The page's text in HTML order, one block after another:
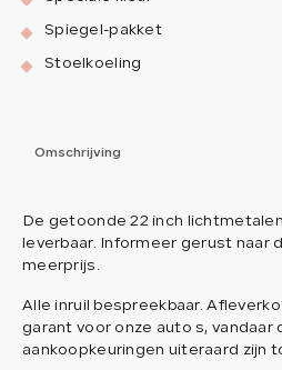
Spiegel-pakket
Stoelkoeling
Omschrijving
De getoonde 22 inch
leverbaar. Informeer gerust naar
meerprijs.
Alle inruil bespreekbaar.
garant voor onze auto s, vandaar
aankoopkeuringen uiteraard zijn